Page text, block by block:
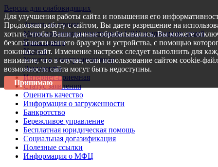
Версия для слабовидящих
Запись на прием
Меры поддержки участникам СВО и членам их семей
Пресс-центр
Услуги
Услуги в электронном виде
Документы
Интернет-приемная
Статус заявления
Оценить качество
Информация о загруженности
Банкротство
Бережливое управление
Бесплатная юридическая помощь
Социальная догазификация
Полезные ссылки
Информация о МФЦ
Для улучшения работы сайта и повышения его
Продолжая работу с сайтом, Вы даете разрешение на
хотите, чтобы Ваши данные обрабатывались, Вы можете
безопасности вашего браузера и устройства, с помощью
покиньте сайт. Изменение настроек следует выполнить для
внимание, что в случае, если использование сайтом cookie-
возможности сайта могут быть недоступны.
Принимаю